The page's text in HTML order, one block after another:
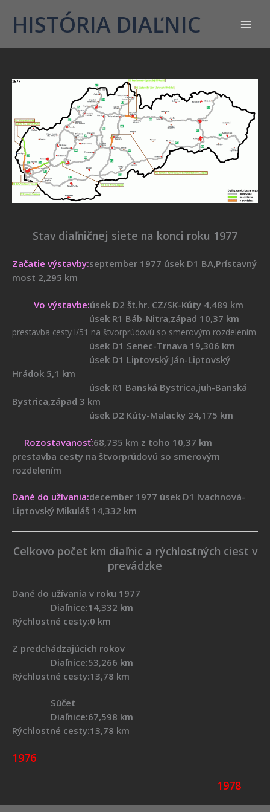
HISTÓRIA DIAĽNIC
Stav diaľničnej siete na konci roku 1977
Začatie výstavby:september 1977 úsek D1 BA,Prístavný
most 2,295 km
Vo výstavbe:úsek D2 št.hr. CZ/SK-Kúty 4,489 km
úsek R1 Báb-Nitra,západ 10,37 km-
prestavba cesty I/51 na štvorprúdovú so smerovým rozdelením
úsek D1 Senec-Trnava 19,306 km
úsek D1 Liptovský Ján-Liptovský
Hrádok 5,1 km
úsek R1 Banská Bystrica,juh-Banská
Bystrica,západ 3 km
úsek D2 Kúty-Malacky 24,175 km
Rozostavanosť:68,735 km z toho 10,37 km
prestavba cesty na štvorprúdovú so smerovým
rozdelením
Dané do užívania:december 1977 úsek D1 Ivachnová-
Liptovský Mikuláš 14,332 km
Celkovo počet km diaľnic a rýchlostných ciest v
prevádzke
Dané do užívania v roku 1977
Diaľnice:14,332 km
Rýchlostné cesty:0 km
Z predchádzajúcich rokov
Diaľnice:53,266 km
Rýchlostné cesty:13,78 km
Súčet
Diaľnice:67,598 km
Rýchlostné cesty:13,78 km
1976
1978